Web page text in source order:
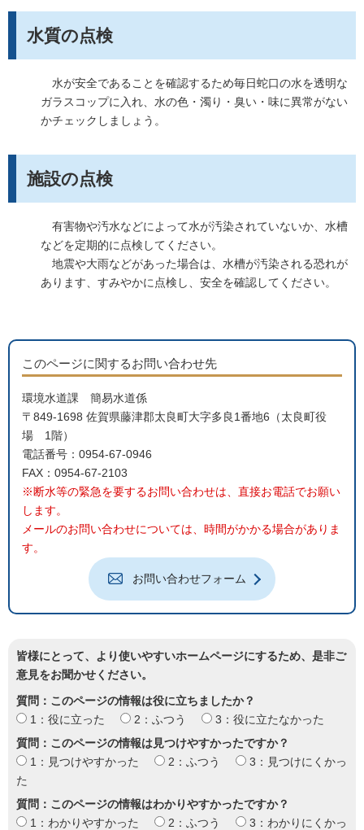
水質の点検
水が安全であることを確認するため毎日蛇口の水を透明な
ガラスコップに入れ、水の色・濁り・臭い・味に異常がない
かチェックしましょう。
施設の点検
有害物や汚水などによって水が汚染されていないか、水槽
などを定期的に点検してください。
地震や大雨などがあった場合は、水槽が汚染される恐れが
あります、すみやかに点検し、安全を確認してください。
このページに関するお問い合わせ先
環境水道課 簡易水道係
〒849-1698 佐賀県藤津郡太良町大字多良1番地6（太良町役
場 1階）
電話番号：0954-67-0946
FAX：0954-67-2103
※断水等の緊急を要するお問い合わせは、直接お電話でお願い
します。
メールのお問い合わせについては、時間がかかる場合がありま
す。
お問い合わせフォーム
皆様にとって、より使いやすいホームページにするため、是非ご
意見をお聞かせください。
質問：このページの情報は役に立ちましたか？
1：役に立った
2：ふつう
3：役に立たなかった
質問：このページの情報は見つけやすかったですか？
1：見つけやすかった
2：ふつう
3：見つけにくかっ
た
質問：このページの情報はわかりやすかったですか？
1：わかりやすかった
2：ふつう
3：わかりにくかっ